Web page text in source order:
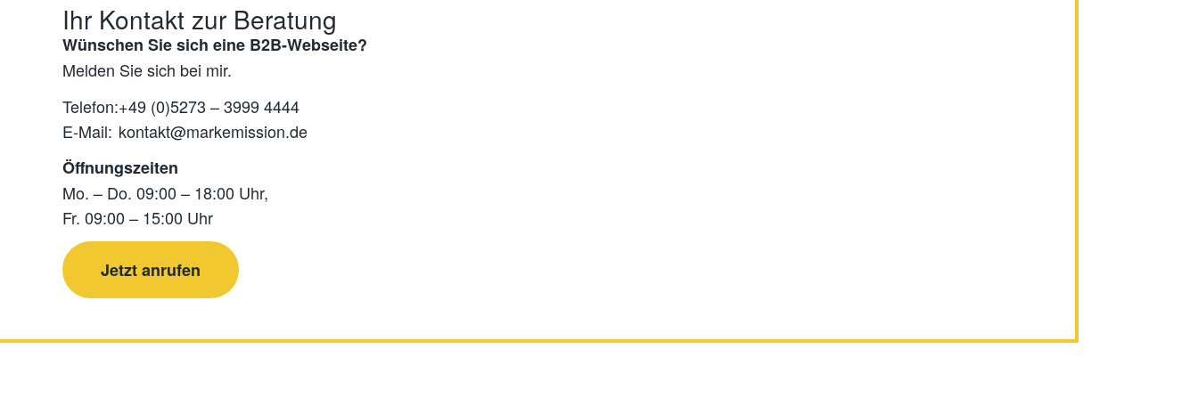
Ihr Kontakt zur Beratung
Wünschen Sie sich eine B2B-Webseite?
Melden Sie sich bei mir.
Telefon:
E-Mail:
+49 (0)5273 – 3999 4444
kontakt@markemission.de
Öffnungszeiten
Mo. – Do. 09:00 – 18:00 Uhr,
Fr. 09:00 – 15:00 Uhr
Jetzt anrufen